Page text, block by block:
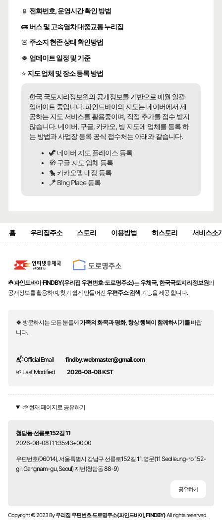
📱 전화번호, 운영시간 확인 방법
🚌버스 및 고속열차 대중교통 누리집
🚨 주소지 현존 상태 확인방법
🍀 업데이트 일정 및 기준
⭐ 지도 업체 및 장소 등록 방법
한국 국토지리정보원의 공개정보를 기반으로 매월 일괄
업데이트 중입니다. 파인드바이의 지도는 네이버에서 제
공하는 지도 서비스를 활용중이며, 직접 추가를 접수 받지
않습니다. 네이버, 구글, 카카오, 빙 지도에 업체를 등록 하
는 방법과 사업장 등록 공식 접수처는 아래와 같습니다.
🦖 네이버 지도 플레이스 등록
🧭 구글 지도 업체 등록
🐤 카카오맵 매장 등록
🪁 BIng Place 등록
홈 우리집주소 스토리 이용방법 히스토리 서비스소
☘️파인드바이·FINDBY(우리집 우편번호·도로명주소)는 우체국, 한국국토지리정보원의
공개정보를 활용하여, 찾기 쉽게 만들어진 우편주소 검색 기능을 제공 합니다.
🍀 방문하시는 모든 분들께가족의 화목과 평화, 항상 행복이 함께하시기를바랍
니다.
📬 Official Email
findby.webmaster@gmail.com
🌱 Last Modified
2026-08-08 KST
🌱 현재 페이지로 공유하기
청담동 선릉로152길 11
2026-08-08T11:35:43+00:00
우편번호(06014), 서울특별시 강남구 선릉로152길 11, 영문(11 Seolleung-ro 152-
gil, Gangnam-gu, Seoul) 지번(청담동 88-9)
공유하기
Copyright © 2023 By우리집 우편번호·도로명주소(파인드바이, FINDBY)All rights reserved.